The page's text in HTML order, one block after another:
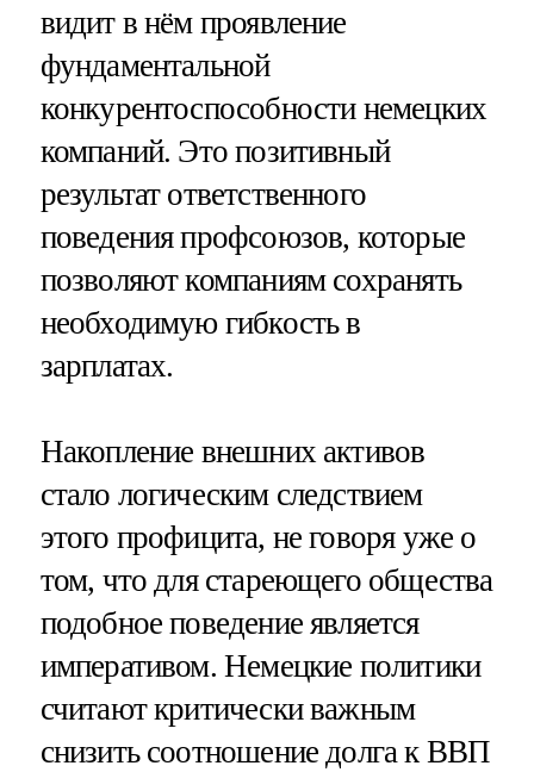
видит в нём проявление
фундаментальной
конкурентоспособности немецких
компаний. Это позитивный
результат ответственного
поведения профсоюзов, которые
позволяют компаниям сохранять
необходимую гибкость в
зарплатах.
Накопление внешних активов
стало логическим следствием
этого профицита, не говоря уже о
том, что для стареющего общества
подобное поведение является
императивом. Немецкие политики
считают критически важным
снизить соотношение долга к ВВП